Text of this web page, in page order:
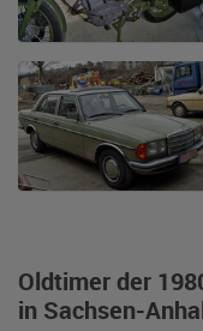
Oldtimer der
in Sachsen-